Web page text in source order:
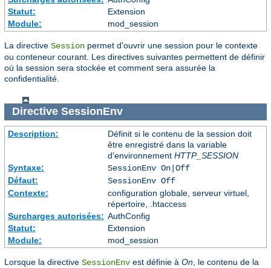
Statut:
Extension
Module:
mod_session
La directive Session permet d'ouvrir une session pour le contexte
ou conteneur courant. Les directives suivantes permettent de définir
où la session sera stockée et comment sera assurée la
confidentialité.
Directive SessionEnv
Description:
Définit si le contenu de la session doit
être enregistré dans la variable
d'environnement HTTP_SESSION
Syntaxe:
SessionEnv On|Off
Défaut:
SessionEnv Off
Contexte:
configuration globale, serveur virtuel,
répertoire, .htaccess
Surcharges autorisées: AuthConfig
Statut:
Extension
Module:
mod_session
Lorsque la directive SessionEnv est définie à On , le contenu de la